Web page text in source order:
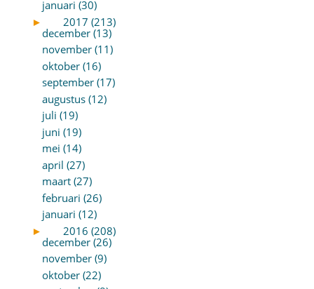
januari (30)
►
2017 (213)
december (13)
november (11)
oktober (16)
september (17)
augustus (12)
juli (19)
juni (19)
mei (14)
april (27)
maart (27)
februari (26)
januari (12)
►
2016 (208)
december (26)
november (9)
oktober (22)